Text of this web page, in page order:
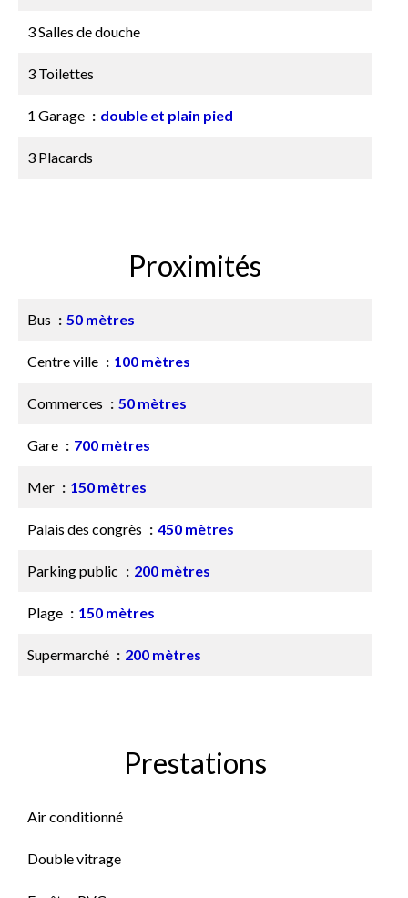
3 Salles de douche
3 Toilettes
1 Garage double et plain pied
3 Placards
Proximités
Bus 50 mètres
Centre ville 100 mètres
Commerces 50 mètres
Gare 700 mètres
Mer 150 mètres
Palais des congrès 450 mètres
Parking public 200 mètres
Plage 150 mètres
Supermarché 200 mètres
Prestations
Air conditionné
Double vitrage